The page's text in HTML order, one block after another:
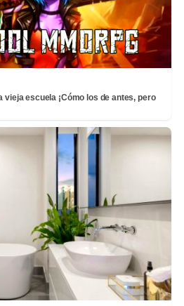
vieja escuela ¡Cómo los de antes, pero